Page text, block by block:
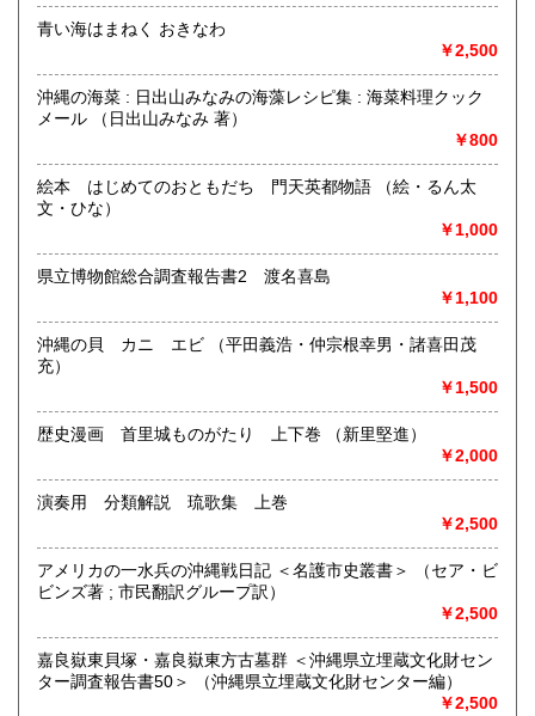
絵本・沖縄本を中心に、サブカル・武術武道・アート本・海
外カートゥーン系輸入雑貨などを取り扱っています。
現在店内整頓中につき店舗は閉まっておりますが、商品の受
け取りや買取は対応しております。ご来店の前に電話予約を
（通販業務は通常通り休みなく行っております）
●買取も絶賛強化中です 県内県外問わずお気軽にお問い合わ
kosamedo@gmail.com
沿線名：●バス-沖縄バス87番(沢岻・経塚線) 沢岻大橋・大
名小学校入り口下車徒歩2分
最寄駅：●モノレール 古島駅・経塚駅 下車徒歩20分
営業時間：12時-18時頃 駐車場2台ほどあり
定休日：不定休 (その他不定に休む場合あります・その場合
県内の場合は出張買取で伺います
「絵本」「沖縄」「サブカル・幻想・怪奇」「空手・武術」
「アイヌ・妖怪・民俗」「アート・写真集」「レトロ・昭和
も大歓迎です!
お気軽にメール・電話でご相談お願いします
青い海はまねく おきなわ
￥2,500
沖縄の海菜 : 日出山みなみの海藻レシピ集 : 海菜料理クック
メール （日出山みなみ 著）
￥800
絵本 はじめてのおともだち 門天英都物語 （絵・るん太
文・ひな）
￥1,000
県立博物館総合調査報告書2 渡名喜島
￥1,100
沖縄の貝 カニ エビ （平田義浩・仲宗根幸男・諸喜田茂
充）
￥1,500
歴史漫画 首里城ものがたり 上下巻 （新里堅進）
￥2,000
演奏用 分類解説 琉歌集 上巻
￥2,500
アメリカの一水兵の沖縄戦日記 ＜名護市史叢書＞ （セア・ビ
ビンズ著 ; 市民翻訳グループ訳）
￥2,500
嘉良嶽東貝塚・嘉良嶽東方古墓群 ＜沖縄県立埋蔵文化財セン
ター調査報告書50＞ （沖縄県立埋蔵文化財センター編）
￥2,500